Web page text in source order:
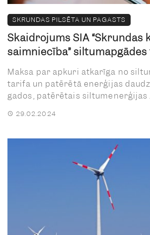
SKRUNDAS PILSĒTA UN PAGASTS
Skaidrojums SIA “Skrundas
saimniecība”
Maksa par apkuri atkarīga no
tarifa un patērētā enerģijas
gados, patērētais siltumenerģijas
29.02.2024